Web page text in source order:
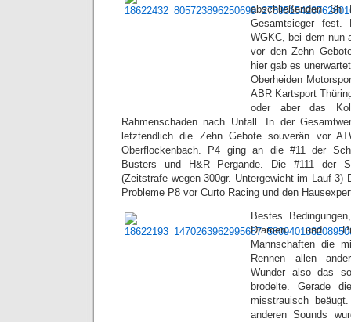
abschließenden
Gesamtsieger fest.
WGKC, bei dem nun
vor den Zehn
hier gab es
Oberheiden
ABR Kartsport
oder aber das
Rahmenschaden nach Unfall. In der
letztendlich die Zehn Gebote souverän vor
Oberflockenbach. P4 ging an die #11 der
Busters und H&R Pergande. Die #111 der
(Zeitstrafe wegen 300gr. Untergewicht im Lauf 3)
Probleme P8 vor Curto Racing und den
Bestes
Dramen und
Mannschaften die
Rennen allen
Wunder also das
brodelte. Gerade
misstrauisch
anderen Sounds